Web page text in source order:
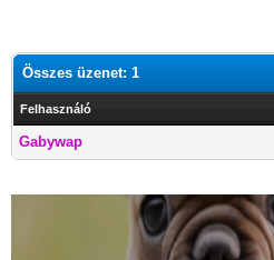
Összes üzenet: 1
Felhasználó
Gabywap